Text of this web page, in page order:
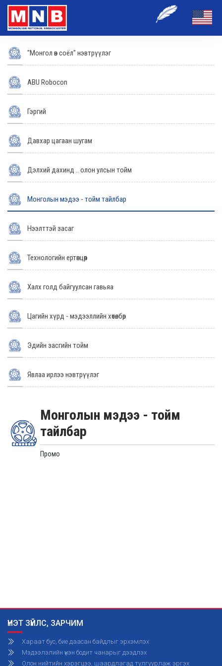
"Монгол өв соёл" нэвтрүүлэг
ABU Robocon
Гэргий
Давхар цагаан шугам
Дэлхий дахинд .. олон улсын тойм
Монголын мэдээ - тойм тайлбар
Нээлттэй засаг
Технологийн ертөнцөөр
Халх голд байгуулсан гавьяа
Цагийн хүрд - мэдээллийн хөтөлбөр
Эдийн засгийн тойм
Явлаа ирлээ нэвтрүүлэг
Монголын мэдээ - тойм
тайлбар
Промо
ҮНЭТ ЗҮЙЛС, ЗАРЧИМ
Хараат бус, бие даасан байдлыг эрхэмлэх
Мэдээлэлийн үнэн бодит чанарыг дээдлэх
Олон нийтийн хэрэгцээ, шаардлагад тулгуурлаж эргэх